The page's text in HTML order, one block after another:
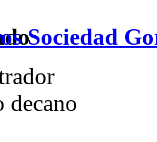
Sociedad
decano